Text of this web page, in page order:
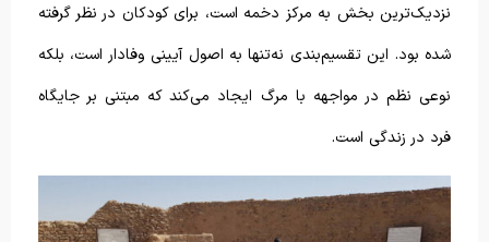
نزدیک‌ترین بخش به مرکز دخمه است، برای کودکان در نظر گرفته
شده بود. این تقسیم‌بندی نه‌تنها به اصول آیینی وفادار است، بلکه
نوعی نظم در مواجهه با مرگ ایجاد می‌کند که مبتنی بر جایگاه
فرد در زندگی است.